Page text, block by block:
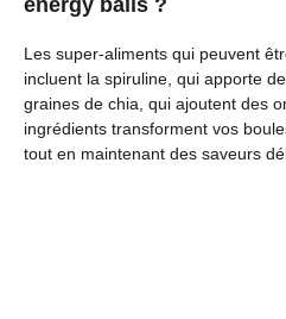
energy balls ?
Les super-aliments qui peuvent
incluent la spiruline, qui apporte
graines de chia, qui ajoutent des
ingrédients transforment vos
tout en maintenant des saveurs